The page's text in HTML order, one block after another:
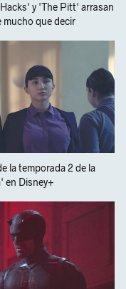
y 'The Pitt' arrasan
mucho que decir
la temporada 2 de la
en Disney+